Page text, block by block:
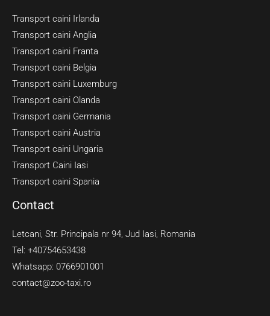
Transport caini Irlanda
Transport caini Anglia
Transport caini Franta
Transport caini Belgia
Transport caini Luxemburg
Transport caini Olanda
Transport caini Germania
Transport caini Austria
Transport caini Ungaria
Transport Caini Iasi
Transport caini Spania
Contact
Letcani, Str. Principala nr 94, Jud Iasi, Romania
Tel: +40754653438
Whatsapp: 0766901001
contact@zoo-taxi.ro